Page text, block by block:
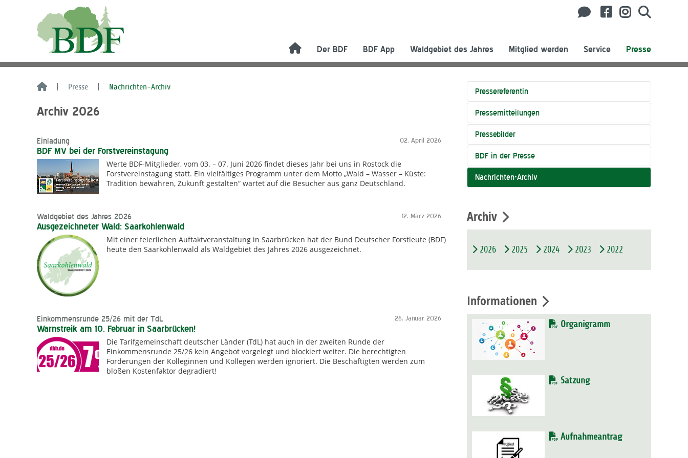
Der BDF BDF App Waldgebiet des Jahres Mitglied werden Service Presse
Presse Nachrichten-Archiv
Archiv 2026
02. April 2026
Einladung
BDF MV bei der Forstvereinstagung
Werte BDF-Mitglieder, vom 03. – 07. Juni 2026 findet dieses Jahr bei uns in Rostock die
Forstvereinstagung statt. Ein vielfältiges Programm unter dem Motto „Wald – Wasser – Küste:
Tradition bewahren, Zukunft gestalten“ wartet auf die Besucher aus ganz Deutschland.
12. März 2026
Waldgebiet des Jahres 2026
Ausgezeichneter Wald: Saarkohlenwald
Mit einer feierlichen Auftaktveranstaltung in Saarbrücken hat der Bund Deutscher Forstleute (BDF)
heute den Saarkohlenwald als Waldgebiet des Jahres 2026 ausgezeichnet.
26. Januar 2026
Einkommensrunde 25/26 mit der TdL
Warnstreik am 10. Februar in Saarbrücken!
Die Tarifgemeinschaft deutscher Länder (TdL) hat auch in der zweiten Runde der
Einkommensrunde 25/26 kein Angebot vorgelegt und blockiert weiter. Die berechtigten
Forderungen der Kolleginnen und Kollegen werden ignoriert. Die Beschäftigten werden zum
bloßen Kostenfaktor degradiert!
Pressereferentin
Pressemitteilungen
Pressebilder
BDF in der Presse
Nachrichten-Archiv
Archiv
2026 2025 2024 2023 2022
Informationen
Organigramm
Satzung
Aufnahmeantrag